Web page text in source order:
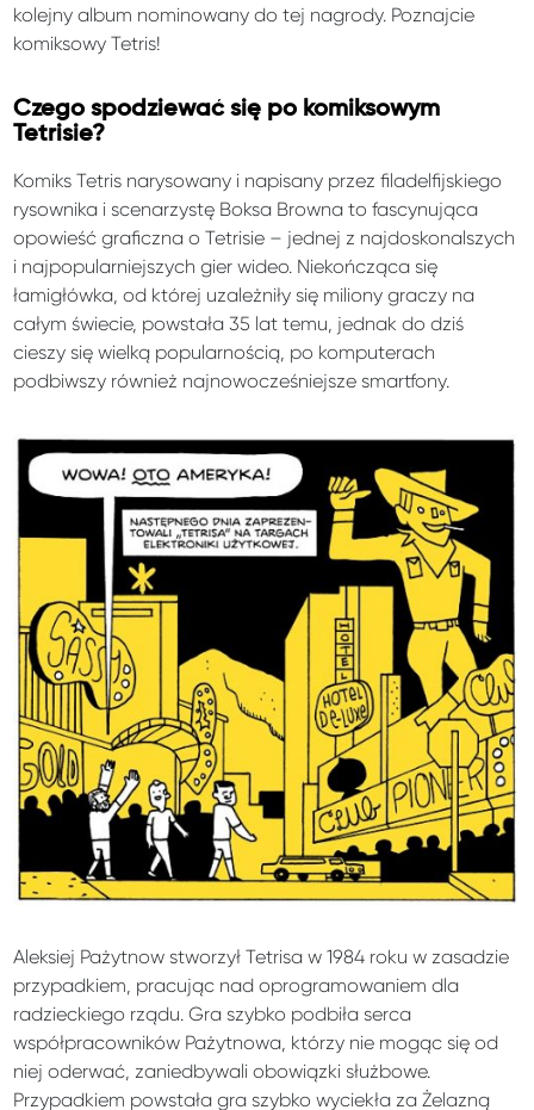
kolejny album nominowany do tej nagrody. Poznajcie
komiksowy Tetris!
Czego spodziewać się po komiksowym
Tetrisie?
Komiks Tetris narysowany i napisany przez filadelfijskiego
rysownika i scenarzystę Boksa Browna to fascynująca
opowieść graficzna o Tetrisie – jednej z najdoskonalszych
i najpopularniejszych gier wideo. Niekończąca się
łamigłówka, od której uzależniły się miliony graczy na
całym świecie, powstała 35 lat temu, jednak do dziś
cieszy się wielką popularnością, po komputerach
podbiwszy również najnowocześniejsze smartfony.
Aleksiej Pażytnow stworzył Tetrisa w 1984 roku w zasadzie
przypadkiem, pracując nad oprogramowaniem dla
radzieckiego rządu. Gra szybko podbiła serca
współpracowników Pażytnowa, którzy nie mogąc się od
niej oderwać, zaniedbywali obowiązki służbowe.
Przypadkiem powstała gra szybko wyciekła za Żelazną